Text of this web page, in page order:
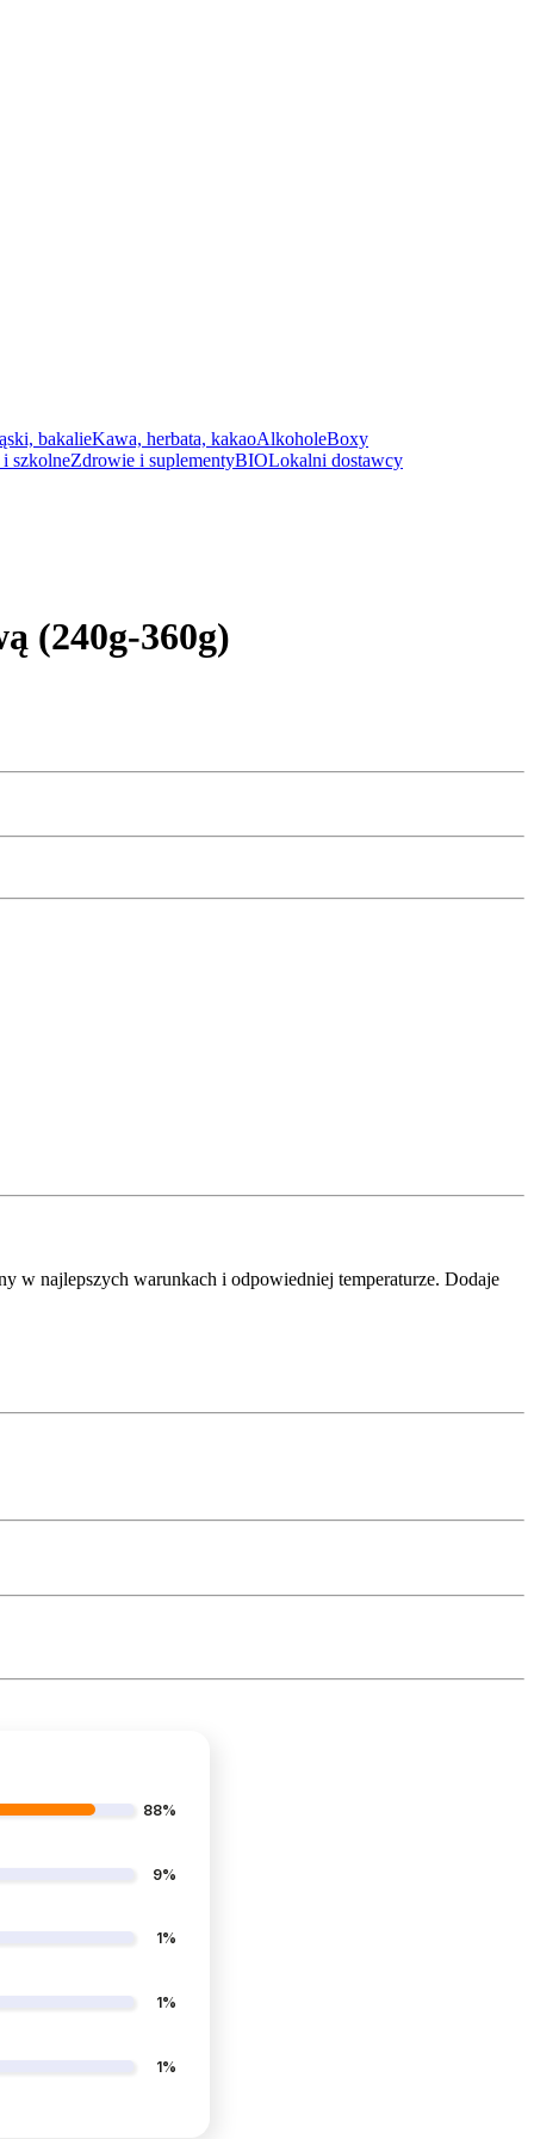
bakalieKawa, herbata, kakaoAlkoholeBoxy
szkolneZdrowie i suplementyBIOLokalni dostawcy
(240g-360g)
w najlepszych warunkach i odpowiedniej temperaturze. Dodaje
88%
9%
1%
1%
1%